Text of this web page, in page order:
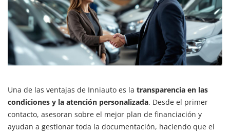
Una de las ventajas de Inniauto es la transparencia en las
condiciones y la atención personalizada. Desde el primer
contacto, asesoran sobre el mejor plan de financiación y
ayudan a gestionar toda la documentación, haciendo que el